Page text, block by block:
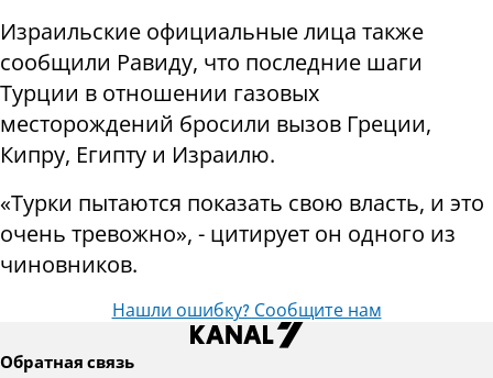
Израильские официальные лица также
сообщили Равиду, что последние шаги
Турции в отношении газовых
месторождений бросили вызов Греции,
Кипру, Египту и Израилю.
«Турки пытаются показать свою власть, и это
очень тревожно», - цитирует он одного из
чиновников.
Нашли ошибку? Сообщите нам
Обратная связь